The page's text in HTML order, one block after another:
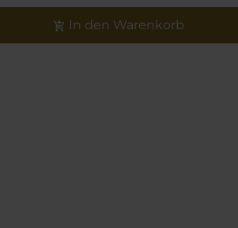
In den Warenkorb